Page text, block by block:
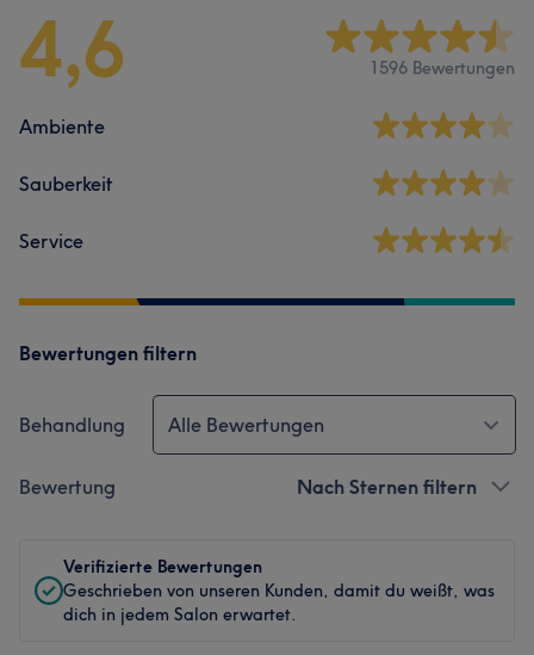
4,6 1596 Bewertungen
Ambiente
Sauberkeit
Service
Bewertungen filtern
Behandlung Alle Bewertungen
Bewertung Nach Sternen filtern
Verifizierte Bewertungen
Geschrieben von unseren Kunden, damit du weißt, was
dich in jedem Salon erwartet.